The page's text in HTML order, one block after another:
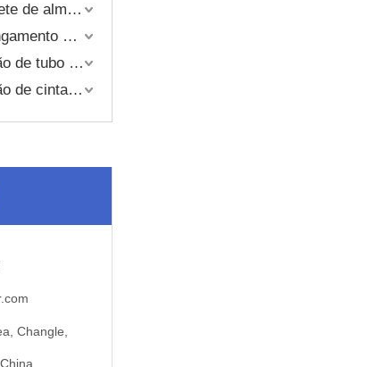
Extrusão de tapete de almofada de plástico
Máquina de alongamento de tubo
Linha de extrusão de tubo corrugado de parede única
Linha de extrusão de cinta de embalagem
Changle,